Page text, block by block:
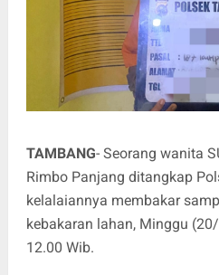
TAMBANG- Seorang wanita
Rimbo Panjang ditangkap
kelalaiannya membakar
kebakaran lahan, Minggu
12.00 Wib.